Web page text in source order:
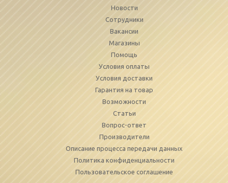
Новости
Сотрудники
Вакансии
Магазины
Помощь
Условия оплаты
Условия доставки
Гарантия на товар
Возможности
Статьи
Вопрос-ответ
Производители
Описание процесса передачи данных
Политика конфиденциальности
Пользовательское соглашение